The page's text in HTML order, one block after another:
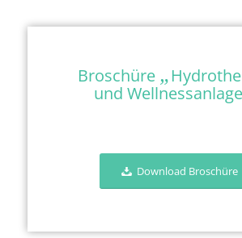
Broschüre „
und
Download Broschüre